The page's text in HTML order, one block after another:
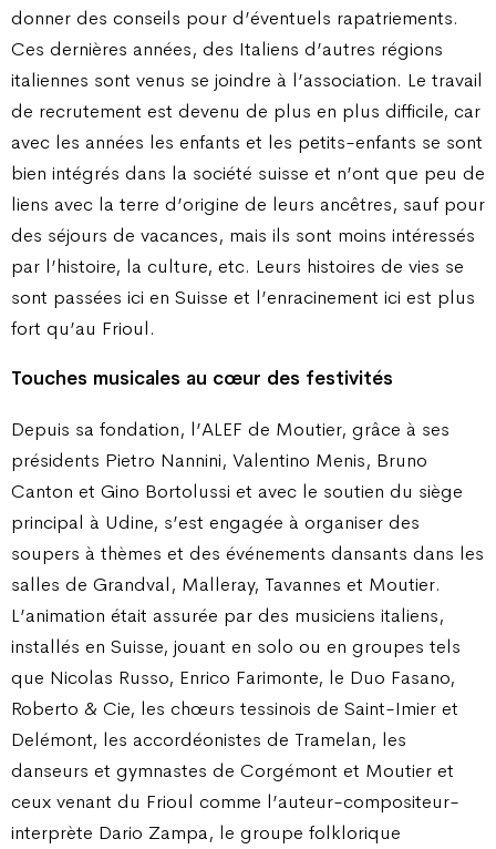
donner des conseils pour d’éventuels rapatriements.
Ces dernières années, des Italiens d’autres régions
italiennes sont venus se joindre à l’association. Le travail
de recrutement est devenu de plus en plus difficile, car
avec les années les enfants et les petits-enfants se sont
bien intégrés dans la société suisse et n’ont que peu de
liens avec la terre d’origine de leurs ancêtres, sauf pour
des séjours de vacances, mais ils sont moins intéressés
par l’histoire, la culture, etc. Leurs histoires de vies se
sont passées ici en Suisse et l’enracinement ici est plus
fort qu’au Frioul.
Touches musicales au cœur des festivités
Depuis sa fondation, l’ALEF de Moutier, grâce à ses
présidents Pietro Nannini, Valentino Menis, Bruno
Canton et Gino Bortolussi et avec le soutien du siège
principal à Udine, s’est engagée à organiser des
soupers à thèmes et des événements dansants dans les
salles de Grandval, Malleray, Tavannes et Moutier.
L’animation était assurée par des musiciens italiens,
installés en Suisse, jouant en solo ou en groupes tels
que Nicolas Russo, Enrico Farimonte, le Duo Fasano,
Roberto & Cie, les chœurs tessinois de Saint-Imier et
Delémont, les accordéonistes de Tramelan, les
danseurs et gymnastes de Corgémont et Moutier et
ceux venant du Frioul comme l’auteur-compositeur-
interprète Dario Zampa, le groupe folklorique